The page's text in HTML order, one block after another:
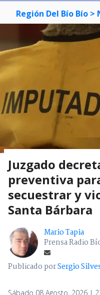
Región Del Bío Bío >
Juzgado
preventiva
secuestrar y
Santa Bárbara
Mario Tapia
Prensa Radio
Publicado porSergio
Sábado 08 Agosto, 2026 |